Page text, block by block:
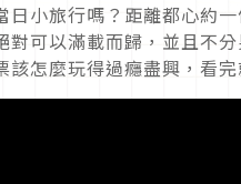
小旅行嗎？距離都心約
可以滿載而歸，並且不
怎麼玩得過癮盡興，看